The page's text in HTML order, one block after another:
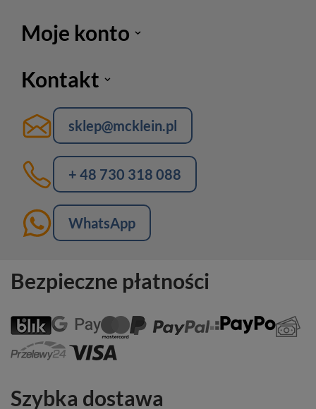
Moje konto
Kontakt
sklep@mcklein.pl
+ 48 730 318 088
WhatsApp
Bezpieczne płatności
Szybka dostawa